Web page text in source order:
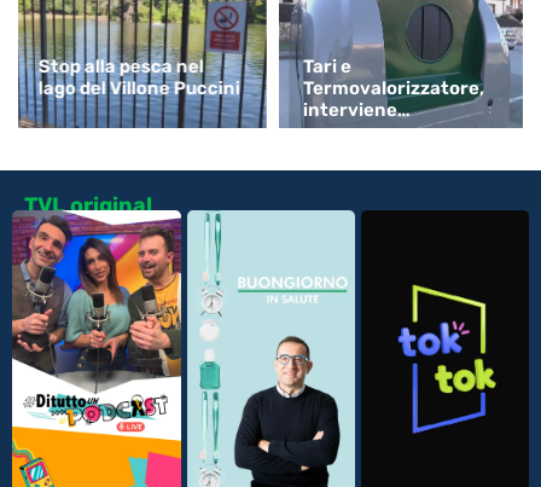
Stop alla pesca nel
lago del Villone Puccini
Tari e
Termovalorizzatore,
interviene
Confartigianato
TVL original